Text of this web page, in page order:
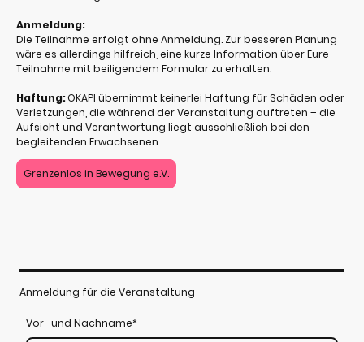
Anmeldung:
Die Teilnahme erfolgt ohne Anmeldung. Zur besseren Planung
wäre es allerdings hilfreich, eine kurze Information über Eure
Teilnahme mit beiligendem Formular zu erhalten.
Haftung:OKAPI übernimmt keinerlei Haftung für Schäden oder
Verletzungen, die während der Veranstaltung auftreten – die
Aufsicht und Verantwortung liegt ausschließlich bei den
begleitenden Erwachsenen.
Grenzenlos in Bewegung e.V.
Anmeldung für die Veranstaltung
Vor- und Nachname*